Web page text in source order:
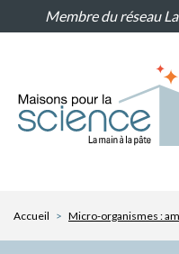
organismes
ennemis
Membre du réseau
Accueil Micro-organismes :